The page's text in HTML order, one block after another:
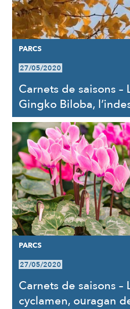
PARCS
27/05/2020
Carnets de saisons –
Gingko Biloba,
PARCS
27/05/2020
Carnets de saisons –
cyclamen, ouragan